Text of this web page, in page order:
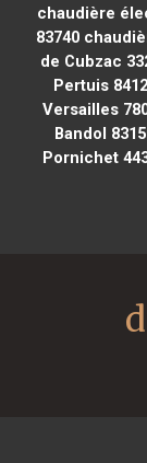
chaudière
83740
de Cubzac
Pertuis
Versailles
Bandol
Pornichet